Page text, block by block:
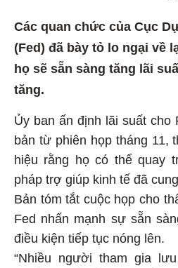
Các quan chức của Cục
(Fed) đã bày tỏ lo ngại về
họ sẽ sẵn sàng tăng lãi
tăng.
Ủy ban ấn định lãi suất cho
bản từ phiên họp tháng 11,
hiệu rằng họ có thể quay
pháp trợ giúp kinh tế đã
Bản tóm tắt cuộc họp cho
Fed nhấn mạnh sự sẵn
điều kiện tiếp tục nóng lên.
“Nhiều người tham gia